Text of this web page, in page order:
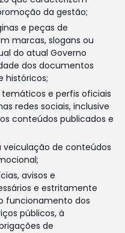
da gestão;
e peças de
marcas, slogans ou
do atual Governo
dos documentos
históricos;
e perfis oficiais
redes sociais, inclusive
conteúdos publicados e
veiculação de conteúdos
avisos e
e estritamente
funcionamento dos
públicos, à
de